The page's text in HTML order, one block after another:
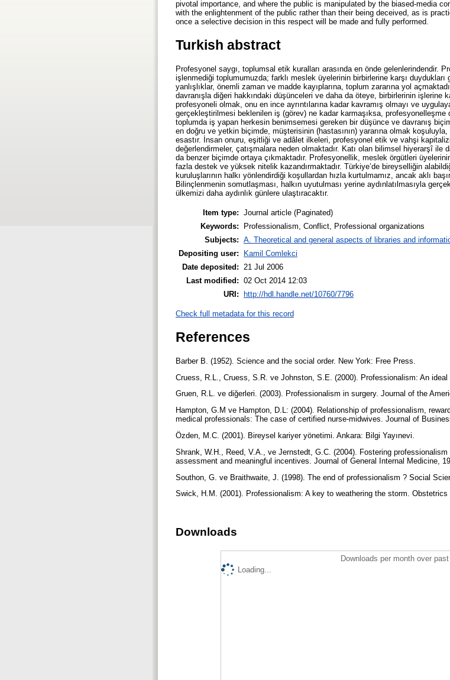
pivotal importance, and where the public is manipulated by the biased-media
with the enlightenment of the public rather than their being deceived, as is
once a selective decision in this respect will be made and fully performed.
Turkish abstract
Profesyonel saygı, toplumsal etik kuralları arasında en önde gelenlerindendir.
işlenmediği toplumumuzda; farklı meslek üyelerinin birbirlerine karşı
yanlışlıklar, önemli zaman ve madde kayıplarına, toplum zararına yol
davranışla diğeri hakkındaki düşünceleri ve daha da öteye, birbirlerinin işlerine
profesyoneli olmak, onu en ince ayrıntılarına kadar kavramış olmayı ve
gerçekleştirilmesi beklenilen iş (görev) ne kadar karmaşıksa,
toplumda iş yapan herkesin benimsemesi gereken bir düşünce ve davranış
en doğru ve yetkin biçimde, müşterisinin (hastasının) yararına olmak
esastır. İnsan onuru, eşitliği ve adâlet ilkeleri, profesyonel etik ve vahşi
değerlendirmeler, çatışmalara neden olmaktadır. Katı olan bilimsel hiyerarşî ile
da benzer biçimde ortaya çıkmaktadır. Profesyonellik, meslek örgütleri
fazla destek ve yüksek nitelik kazandırmaktadır. Türkiye’de bireyselliğin
kuruluşlarının halkı yönlendirdiği koşullardan hızla kurtulmamız, ancak aklı
Bilinçlenmenin somutlaşması, halkın uyutulması yerine aydınlatılmasıyla
ülkemizi daha aydınlık günlere ulaştıracaktır.
Item type: Journal article (Paginated)
Keywords:
Professionalism, Conflict, Professional organizations
Subjects: A. Theoretical and general aspects of libraries and
Depositing user:
Kamil Comlekci
Date deposited:
21 Jul 2006
Last modified: 02 Oct 2014 12:03
URI:
http://hdl.handle.net/10760/7796
Check full metadata for this record
References
Barber B. (1952). Science and the social order. New York: Free Press.
Cruess, R.L., Cruess, S.R. ve Johnston, S.E. (2000). Professionalism: An ideal
Gruen, R.L. ve diğerleri. (2003). Professionalism in surgery. Journal of the
Hampton, G.M ve Hampton, D.L: (2004). Relationship of professionalism,
medical professionals: The case of certified nurse-midwives. Journal of
Özden, M.C. (2001). Bireysel kariyer yönetimi. Ankara: Bilgi Yayınevi.
Shrank, W.H., Reed, V.A., ve Jernstedt, G.C. (2004). Fostering
assessment and meaningful incentives. Journal of General Internal Medicine,
Southon, G. ve Braithwaite, J. (1998). The end of professionalism ? Social
Swick, H.M. (2001). Professionalism: A key to weathering the storm. Obstetrics
Downloads
Downloads per month over
Loading...